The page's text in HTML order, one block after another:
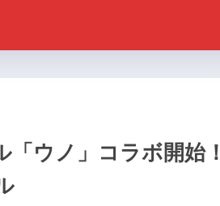
ウノ」コラボ開始